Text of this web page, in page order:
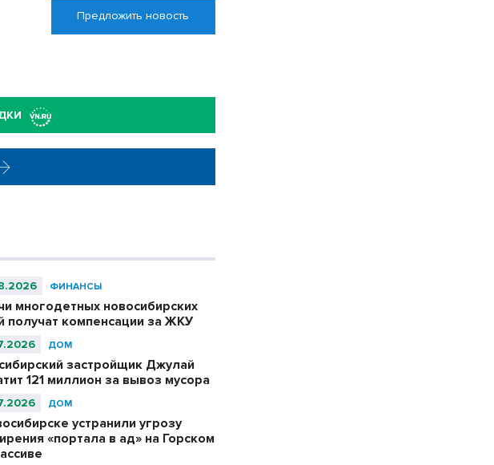
Предложить новость
ФИНАНСЫ
многодетных новосибирских
получат компенсации за ЖКУ
ДОМ
застройщик Джулай
121 миллион за вывоз мусора
ДОМ
устранили угрозу
«портала в ад» на Горском